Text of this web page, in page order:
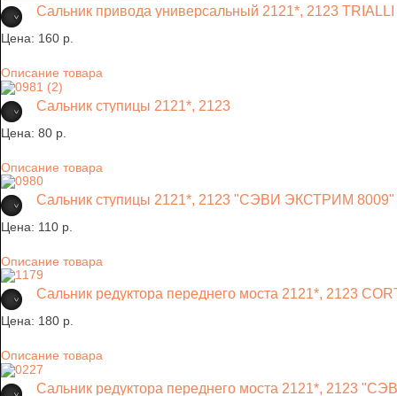
Сальник привода универсальный 2121*, 2123 TRIALLI
Цена: 160 p.
Описание товара
Сальник ступицы 2121*, 2123
Цена: 80 p.
Описание товара
Сальник ступицы 2121*, 2123 "СЭВИ ЭКСТРИМ 8009"
Цена: 110 p.
Описание товара
Сальник редуктора переднего моста 2121*, 2123
Цена: 180 p.
Описание товара
Сальник редуктора переднего моста 2121*, 2123